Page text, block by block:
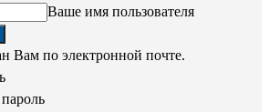
Ваше имя пользователя
Вам по электронной почте.